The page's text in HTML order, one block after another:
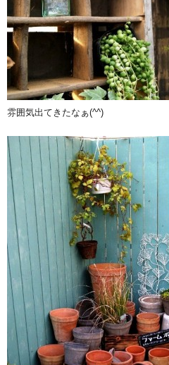
雰囲気出てきたなぁ(^^)